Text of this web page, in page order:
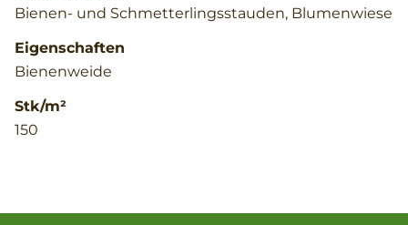
Bienen- und Schmetterlingsstauden, Blumenwiese
Eigenschaften
Bienenweide
Stk/m²
150